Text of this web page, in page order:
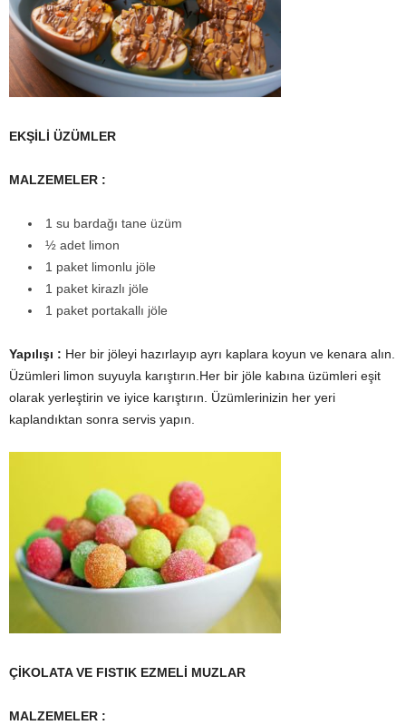
EKŞİLİ ÜZÜMLER
MALZEMELER :
1 su bardağı tane üzüm
½ adet limon
1 paket limonlu jöle
1 paket kirazlı jöle
1 paket portakallı jöle
Yapılışı : Her bir jöleyi hazırlayıp ayrı kaplara koyun ve kenara alın.
Üzümleri limon suyuyla karıştırın.Her bir jöle kabına üzümleri eşit
olarak yerleştirin ve iyice karıştırın. Üzümlerinizin her yeri
kaplandıktan sonra servis yapın.
ÇİKOLATA VE FISTIK EZMELİ MUZLAR
MALZEMELER :